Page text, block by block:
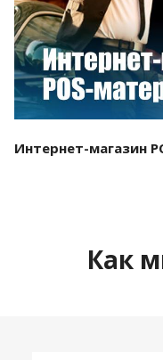
Интернет-магазин
Как